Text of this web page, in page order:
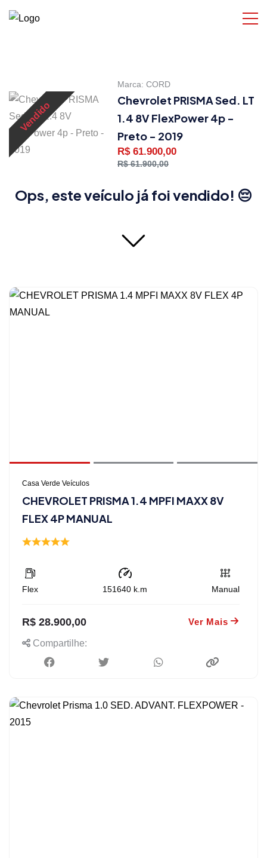
Vendido
Marca: CORD
Chevrolet PRISMA Sed. LT
1.4 8V FlexPower 4p -
Preto - 2019
R$ 61.900,00
R$ 61.900,00
Ops, este veículo já foi vendido! 😔
Casa Verde Veículos
CHEVROLET PRISMA 1.4 MPFI MAXX 8V
FLEX 4P MANUAL
Flex 151640 k.m Manual
R$ 28.900,00 Ver Mais
Compartilhe: